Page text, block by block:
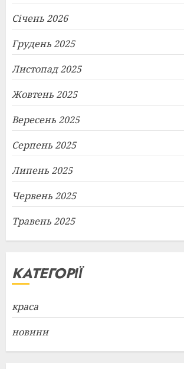
Січень 2026
Грудень 2025
Листопад 2025
Жовтень 2025
Вересень 2025
Серпень 2025
Липень 2025
Червень 2025
Травень 2025
КАТЕГОРІЇ
краса
новини